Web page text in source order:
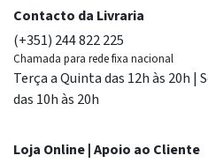
Contacto da Livraria
(+351) 244 822 225
Chamada para rede fixa nacional
Terça a Quinta das 12h às 20h |
das 10h às 20h
Loja Online | Apoio ao Cliente